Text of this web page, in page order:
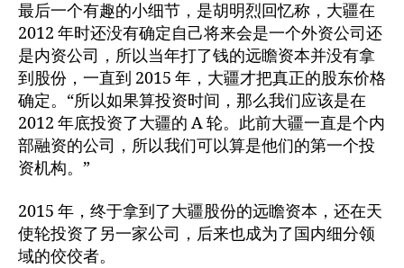
最后一个有趣的小细节，是胡明烈回忆称，大疆在
2012 年时还没有确定自己将来会是一个外资公司还
是内资公司，所以当年打了钱的远瞻资本并没有拿
到股份，一直到 2015 年，大疆才把真正的股东价格
确定。“所以如果算投资时间，那么我们应该是在
2012 年底投资了大疆的 A 轮。此前大疆一直是个内
部融资的公司，所以我们可以算是他们的第一个投
资机构。”
2015 年，终于拿到了大疆股份的远瞻资本，还在天
使轮投资了另一家公司，后来也成为了国内细分领
域的佼佼者。